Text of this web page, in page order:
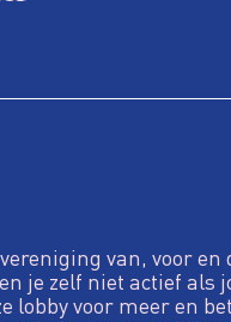
vereniging van, voor en
je zelf niet actief als
lobby voor meer en